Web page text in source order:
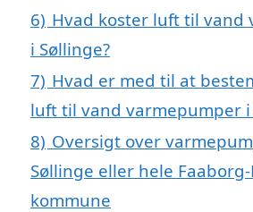
6) Hvad koster luft til vand
i Søllinge?
7) Hvad er med til at
luft til vand varmepumper i
8) Oversigt over
Søllinge eller hele
kommune